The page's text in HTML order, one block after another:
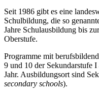
Seit 1986 gibt es eine
Schulbildung, die so
Jahre Schulausbildung bis
Oberstufe.
Programme mit
9 und 10 der Sekundarstufe
Jahr. Ausbildungsort sind
secondary schools).